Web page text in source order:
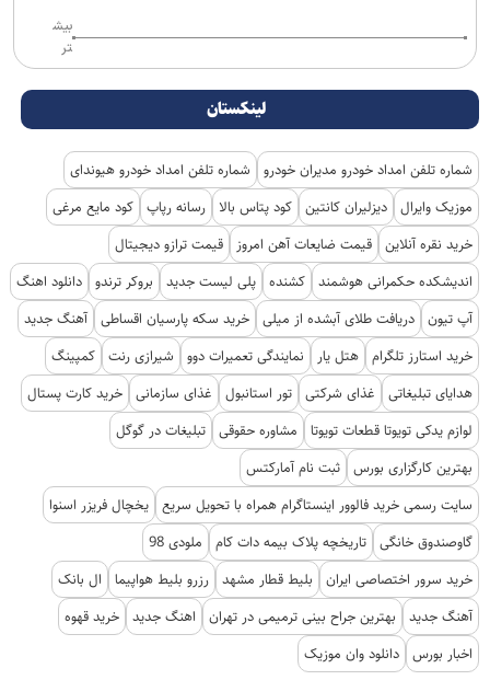
بیش
تر
لینکستان
شماره تلفن امداد خودرو مدیران خودرو
شماره تلفن امداد خودرو هیوندای
موزیک وایرال دیزلیران کانتین کود پتاس بالا رسانه رپاپ کود مایع مرغی
خرید نقره آنلاین قیمت ضایعات آهن امروز
قیمت ترازو دیجیتال
اندیشکده حکمرانی هوشمند کشنده پلی لیست جدید بروکر ترندو دانلود اهنگ
آپ تیون دریافت طلای آبشده از میلی خرید سکه پارسیان اقساطی آهنگ جدید
خرید استارز تلگرام هتل یار نمایندگی تعمیرات دوو شیرازی رنت کمپینگ
هدایای تبلیغاتی
غذای شرکتی تور استانبول غذای سازمانی خرید کارت پستال
لوازم یدکی تویوتا قطعات تویوتا
مشاوره حقوقی تبلیغات در گوگل
بهترین کارگزاری بورس ثبت نام آمارکتس
سایت رسمی خرید فالوور اینستاگرام همراه با تحویل سریع یخچال فریزر اسنوا
گاوصندوق خانگی تاریخچه پلاک بیمه دات کام
ملودی 98
خرید سرور اختصاصی ایران
بلیط قطار مشهد رزرو بلیط هواپیما
ال بانک
آهنگ جدید
بهترین جراح بینی ترمیمی در تهران اهنگ جدید خرید قهوه
اخبار بورس دانلود وان موزیک